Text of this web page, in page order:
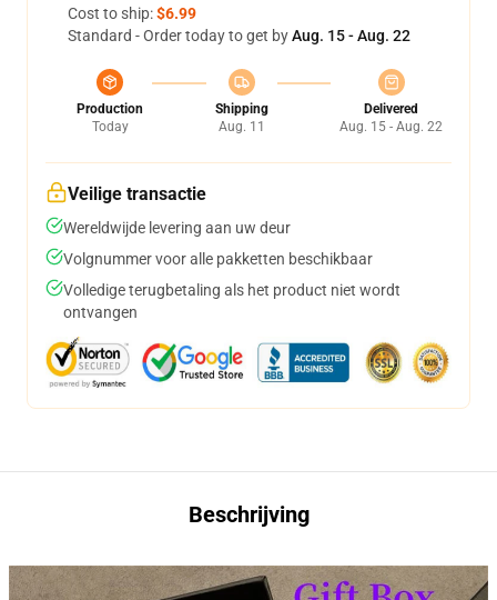
Cost to ship:$6.99
Standard - Order today to get byAug. 15 - Aug. 22
Production
Today
Shipping
Aug. 11
Delivered
Aug. 15 - Aug. 22
Veilige transactie
Wereldwijde levering aan uw deur
Volgnummer voor alle pakketten beschikbaar
Volledige terugbetaling als het product niet wordt
ontvangen
Beschrijving